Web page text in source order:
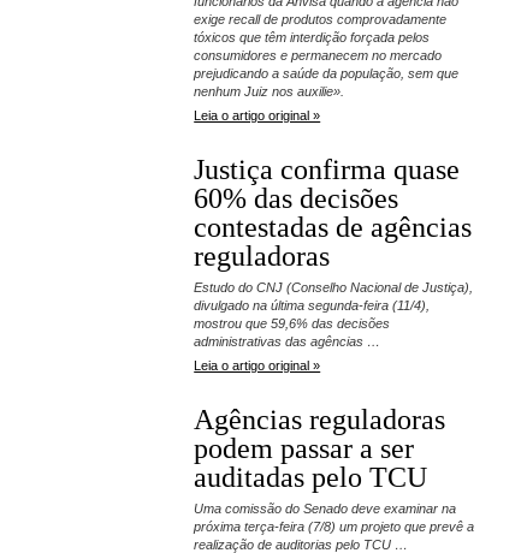
exige recall de produtos comprovadamente
tóxicos que têm interdição forçada pelos
consumidores e permanecem no mercado
prejudicando a saúde da população, sem que
nenhum Juiz nos auxilie».
Leia o artigo original »
Justiça confirma quase
60% das decisões
contestadas de agências
reguladoras
Estudo do CNJ (Conselho Nacional de Justiça),
divulgado na última segunda-feira (11/4),
mostrou que 59,6% das decisões
administrativas das agências …
Leia o artigo original »
Agências reguladoras
podem passar a ser
auditadas pelo TCU
Uma comissão do Senado deve examinar na
próxima terça-feira (7/8) um projeto que prevê a
realização de auditorias pelo TCU …